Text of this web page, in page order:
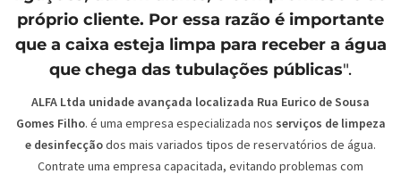
próprio cliente. Por essa razão é importante
que a caixa esteja limpa para receber a água
que chega das tubulações públicas".
ALFA Ltda unidade avançada localizada Rua Eurico de Sousa
Gomes Filho. é uma empresa especializada nos serviços de limpeza
e desinfecçãodos mais variados tipos de reservatórios de água.
Contrate uma empresa capacitada, evitando problemas com